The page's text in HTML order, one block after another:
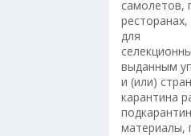
самолетов,
для
выданным
и (или)
карантина
материалы,